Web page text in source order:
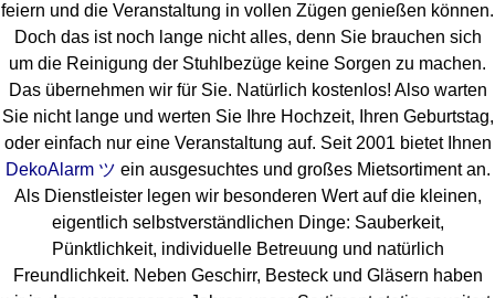
feiern und die Veranstaltung in vollen Zügen genießen können.
Doch das ist noch lange nicht alles, denn Sie brauchen sich
um die Reinigung der Stuhlbezüge keine Sorgen zu machen.
Das übernehmen wir für Sie. Natürlich kostenlos! Also warten
Sie nicht lange und werten Sie Ihre Hochzeit, Ihren Geburtstag,
oder einfach nur eine Veranstaltung auf. Seit 2001 bietet Ihnen
DekoAlarm ツ ein ausgesuchtes und großes Mietsortiment an.
Als Dienstleister legen wir besonderen Wert auf die kleinen,
eigentlich selbstverständlichen Dinge: Sauberkeit,
Pünktlichkeit, individuelle Betreuung und natürlich
Freundlichkeit. Neben Geschirr, Besteck und Gläsern haben